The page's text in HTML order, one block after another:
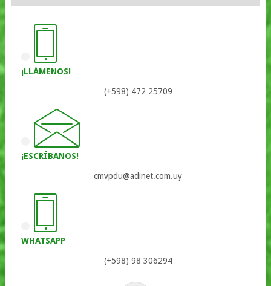
¡LLÁMENOS!
(+598) 472 25709
¡ESCRÍBANOS!
cmvpdu@adinet.com.uy
WHATSAPP
(+598) 98 306294